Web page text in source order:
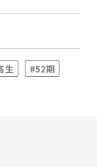
生 #52期